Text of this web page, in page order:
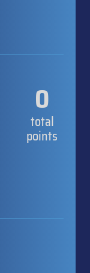
0
total
points